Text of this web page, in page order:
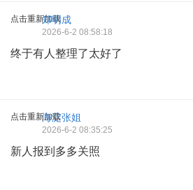
点击重新加载
郑明成
2026-6-2 08:58:18
终于有人整理了太好了
点击重新加载海淀张姐
2026-6-2 08:35:25
新人报到多多关照